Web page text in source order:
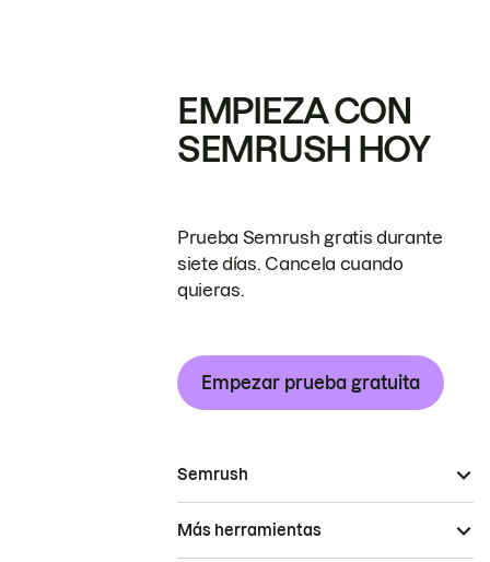
EMPIEZA CON
SEMRUSH HOY
Prueba Semrush gratis durante
siete días. Cancela cuando
quieras.
Empezar prueba gratuita
Semrush
Más herramientas